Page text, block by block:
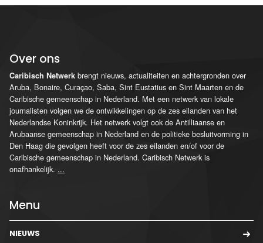
Over ons
Caribisch Netwerk brengt nieuws, actualiteiten en achtergronden over
Aruba, Bonaire, Curaçao, Saba, Sint Eustatius en Sint Maarten en de
Caribische gemeenschap in Nederland. Met een netwerk van lokale
journalisten volgen we de ontwikkelingen op de zes eilanden van het
Nederlandse Koninkrijk. Het netwerk volgt ook de Antilliaanse en
Arubaanse gemeenschap in Nederland en de politieke besluitvorming in
Den Haag die gevolgen heeft voor de zes eilanden en/of voor de
Caribische gemeenschap in Nederland. Caribisch Netwerk is
onafhankelijk. ...
Menu
NIEUWS